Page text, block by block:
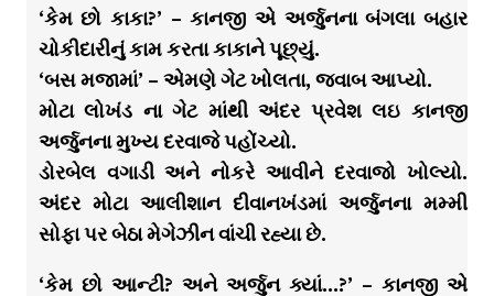
‘કેમ છો કાકા?’ – કાનજી એ અર્જુનના બંગલા બહાર
ચોકીદારીનું કામ કરતા કાકાને પૂછ્યું.
‘બસ મજામાં’ – એમણે ગેટ ખોલતા, જવાબ આપ્યો.
મોટા લોખંડ ના ગેટ માંથી અંદર પ્રવેશ લઇ કાનજી
અર્જુનના મુખ્ય દરવાજે પહોંચ્યો.
ડોરબેલ વગાડી અને નોકરે આવીને દરવાજો ખોલ્યો.
અંદર મોટા આલીશાન દીવાનખંડમાં અર્જુનના મમ્મી
સોફા પર બેઠા મેગેઝીન વાંચી રહ્યા છે.
‘કેમ છો આન્ટી? અને અર્જુન ક્યાં…?’ – કાનજી એ